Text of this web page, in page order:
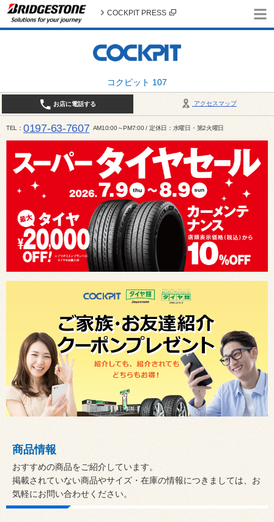
コクピット 107
COCKPIT PRESS
アクセスマップ
お店に電話する
TEL 0197-63-7607 AM10:00～PM7:00 / 定休日：水曜日・第2火曜日
商品情報
おすすめの商品をご紹介しています。
掲載されていない商品やサイズ・在庫の情報につきましては、お
気軽にお問い合わせください。